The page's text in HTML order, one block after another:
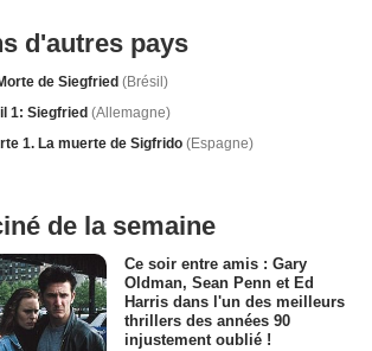
d'autres pays
de Siegfried (Brésil)
1: Siegfried (Allemagne)
1. La muerte de Sigfrido (Espagne)
de la semaine
Ce soir entre amis : Gary
Oldman, Sean Penn et Ed
Harris dans l'un des meilleurs
thrillers des années 90
injustement oublié !